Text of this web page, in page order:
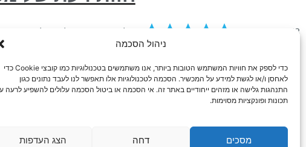
ניהול הסכמה
כדי לספק את חוויות המשתמש הטובות ביותר, אנו משתמשים בטכנולוגיות כמו קובצי Cookie כדי
לאחסן ו/או לגשת למידע על המכשיר. הסכמה לטכנולוגיות אלו תאפשר לנו לעבד נתונים כגון
התנהגות גלישה או מזהים ייחודיים באתר זה. אי הסכמה או ביטול הסכמה עלולים להשפיע לרעה
תכונות ופונקציות מסוימות.
מסכים דחה הצג העדפות